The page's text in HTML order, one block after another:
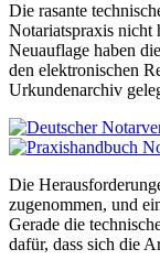
Die rasante
Notariatspraxis nicht
Neuauflage haben
den elektronischen
Urkundenarchiv
Die
zugenommen, und
Gerade die
dafür, dass sich die